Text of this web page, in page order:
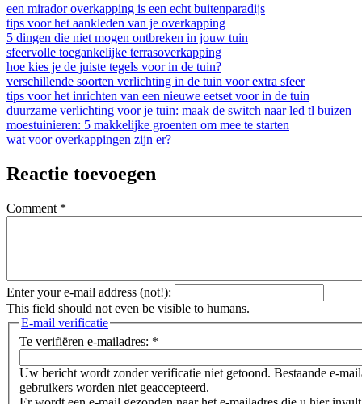
een mirador overkapping is een echt buitenparadijs
tips voor het aankleden van je overkapping
5 dingen die niet mogen ontbreken in jouw tuin
sfeervolle toegankelijke terrasoverkapping
hoe kies je de juiste tegels voor in de tuin?
verschillende soorten verlichting in de tuin voor extra sfeer
tips voor het inrichten van een nieuwe eetset voor in de tuin
duurzame verlichting voor je tuin: maak de switch naar led tl buizen
moestuinieren: 5 makkelijke groenten om mee te starten
wat voor overkappingen zijn er?
Reactie toevoegen
Comment *
Enter your e-mail address (not!):
This field should not even be visible to humans.
E-mail verificatie
Te verifiëren e-mailadres: *
Uw bericht wordt zonder verificatie niet getoond. Bestaande e-
gebruikers worden niet geaccepteerd.